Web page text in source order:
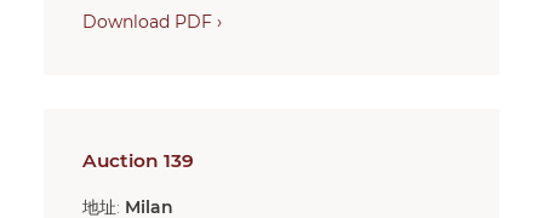
Download PDF ›
Auction 139
地址: Milan